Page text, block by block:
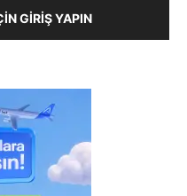
GIRIŞ YAPIN